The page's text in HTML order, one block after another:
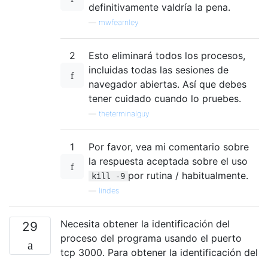
definitivamente valdría la pena.
mwfearnley
2
Esto eliminará todos los procesos,
incluidas todas las sesiones de
navegador abiertas. Así que debes
tener cuidado cuando lo pruebes.
theterminalguy
1
Por favor, vea mi comentario sobre
la respuesta aceptada sobre el uso
kill -9 por rutina / habitualmente.
lindes
29
Necesita obtener la identificación del
proceso del programa usando el puerto
tcp 3000. Para obtener la identificación del